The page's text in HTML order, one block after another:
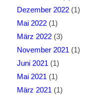
Dezember 2022(1)
Mai 2022(1)
März 2022(3)
November 2021 (1)
Juni 2021 (1)
Mai 2021 (1)
März 2021 (1)